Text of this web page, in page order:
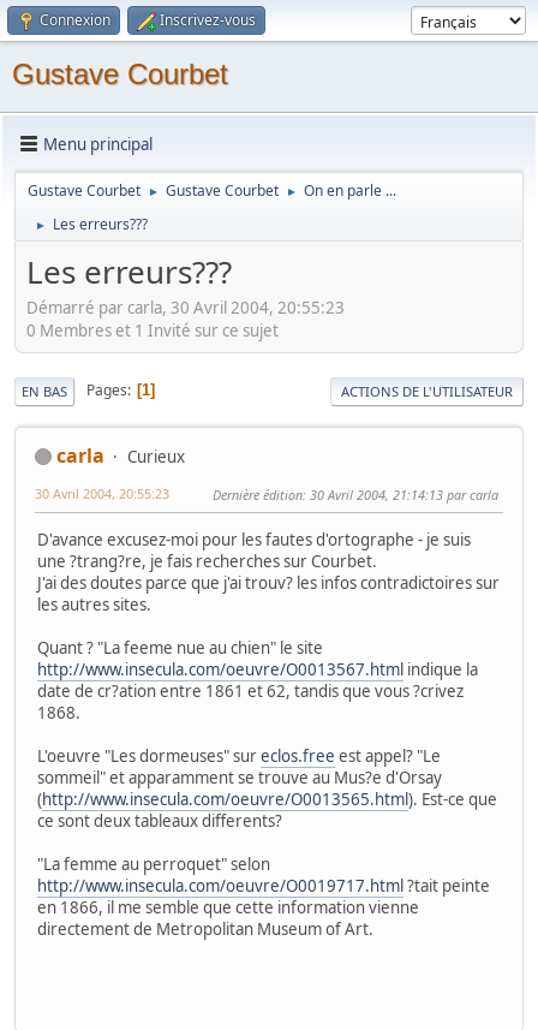
Connexion Inscrivez-vous
Gustave Courbet
Menu principal
Gustave Courbet ► Gustave Courbet ► On en parle ...
► Les erreurs???
Les erreurs???
Démarré par carla, 30 Avril 2004, 20:55:23
0 Membres et 1 Invité sur ce sujet
EN BAS Pages 1 ACTIONS DE L'UTILISATEUR
carla Curieux
30 Avril 2004, 20:55:23 Dernière édition: 30 Avril 2004, 21:14:13 par carla
D'avance excusez-moi pour les fautes d'ortographe - je suis
une ?trang?re, je fais recherches sur Courbet.
J'ai des doutes parce que j'ai trouv? les infos contradictoires sur
les autres sites.
Quant ? "La feeme nue au chien" le site
http://www.insecula.com/oeuvre/O0013567.html indique la
date de cr?ation entre 1861 et 62, tandis que vous ?crivez
1868.
L'oeuvre "Les dormeuses" sureclos.free est appel? "Le
sommeil" et apparamment se trouve au Mus?e d'Orsay
(http://www.insecula.com/oeuvre/O0013565.html). Est-ce que
ce sont deux tableaux differents?
"La femme au perroquet" selon
http://www.insecula.com/oeuvre/O0019717.html?tait peinte
en 1866, il me semble que cette information vienne
directement de Metropolitan Museum of Art.